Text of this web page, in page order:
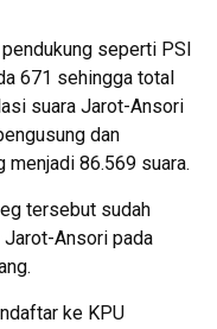
seperti PSI
671 sehingga total
suara Jarot-Ansori
dan
menjadi 86.569 suara.
tersebut sudah
Jarot-Ansori pada
ke KPU